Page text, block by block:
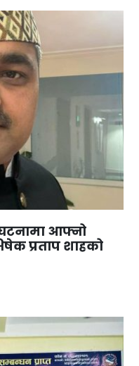
आफ्नो
प्रताप शाहको